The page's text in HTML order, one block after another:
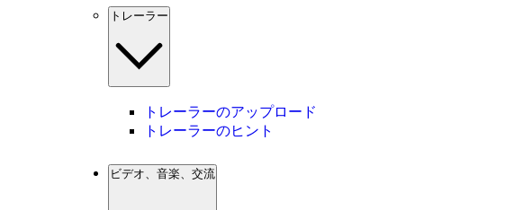
トレーラー
トレーラーのアップロード
トレーラーのヒント
ビデオ、音楽、交流